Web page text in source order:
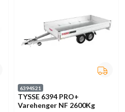
6394S21
TYSSE 6394 PRO+
Varehenger NF 2600Kg